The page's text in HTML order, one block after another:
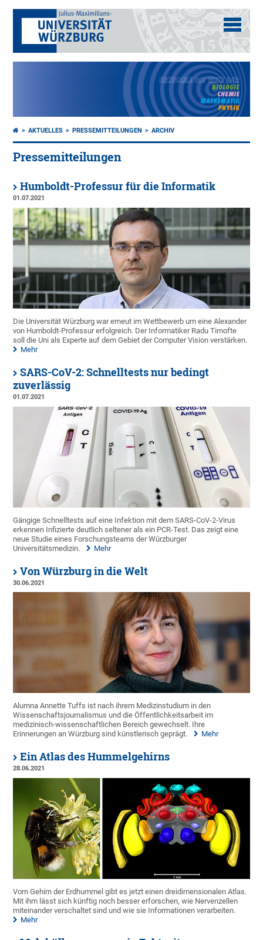
AKTUELLES PRESSEMITTEILUNGEN ARCHIV
Pressemitteilungen
Humboldt-Professur für die Informatik
01.07.2021
Die Universität Würzburg war erneut im Wettbewerb um eine Alexander
von Humboldt-Professur erfolgreich. Der Informatiker Radu Timofte
soll die Uni als Experte auf dem Gebiet der Computer Vision verstärken.
Mehr
SARS-CoV-2: Schnelltests nur bedingt
zuverlässig
01.07.2021
Gängige Schnelltests auf eine Infektion mit dem SARS-CoV-2-Virus
erkennen Infizierte deutlich seltener als ein PCR-Test. Das zeigt eine
neue Studie eines Forschungsteams der Würzburger
Universitätsmedizin.
Mehr
Von Würzburg in die Welt
30.06.2021
Alumna Annette Tuffs ist nach ihrem Medizinstudium in den
Wissenschaftsjournalismus und die Öffentlichkeitsarbeit im
medizinisch-wissenschaftlichen Bereich gewechselt. Ihre
Erinnerungen an Würzburg sind künstlerisch geprägt.
Mehr
Ein Atlas des Hummelgehirns
28.06.2021
Vom Gehirn der Erdhummel gibt es jetzt einen dreidimensionalen Atlas.
Mit ihm lässt sich künftig noch besser erforschen, wie Nervenzellen
miteinander verschaltet sind und wie sie Informationen verarbeiten.
Mehr